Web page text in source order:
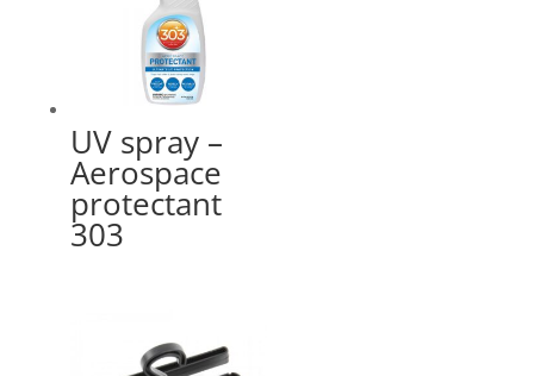
UV spray –
Aerospace
protectant
303